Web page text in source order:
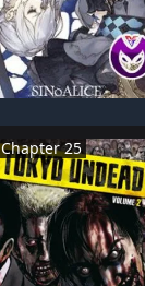
NHậT BảN
ĐANG TIếN HàNH
Chapter 25